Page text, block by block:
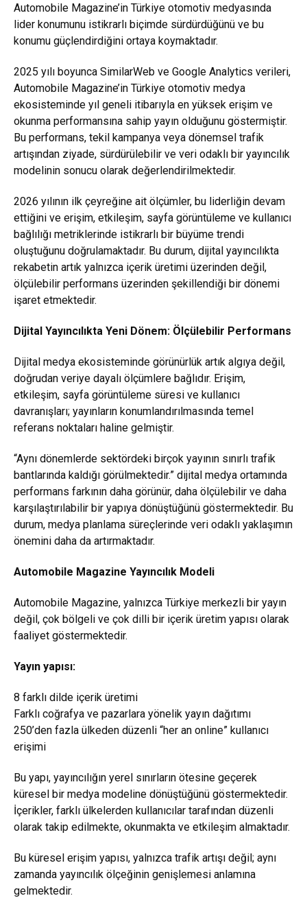
Automobile Magazine’in Türkiye otomotiv medyasında
lider konumunu istikrarlı biçimde sürdürdüğünü ve bu
konumu güçlendirdiğini ortaya koymaktadır.
2025 yılı boyunca SimilarWeb ve Google Analytics verileri,
Automobile Magazine’in Türkiye otomotiv medya
ekosisteminde yıl geneli itibarıyla en yüksek erişim ve
okunma performansına sahip yayın olduğunu göstermiştir.
Bu performans, tekil kampanya veya dönemsel trafik
artışından ziyade, sürdürülebilir ve veri odaklı bir yayıncılık
modelinin sonucu olarak değerlendirilmektedir.
2026 yılının ilk çeyreğine ait ölçümler, bu liderliğin devam
ettiğini ve erişim, etkileşim, sayfa görüntüleme ve kullanıcı
bağlılığı metriklerinde istikrarlı bir büyüme trendi
oluştuğunu doğrulamaktadır. Bu durum, dijital yayıncılıkta
rekabetin artık yalnızca içerik üretimi üzerinden değil,
ölçülebilir performans üzerinden şekillendiği bir dönemi
işaret etmektedir.
Dijital Yayıncılıkta Yeni Dönem: Ölçülebilir Performans
Dijital medya ekosisteminde görünürlük artık algıya değil,
doğrudan veriye dayalı ölçümlere bağlıdır. Erişim,
etkileşim, sayfa görüntüleme süresi ve kullanıcı
davranışları; yayınların konumlandırılmasında temel
referans noktaları haline gelmiştir.
“Aynı dönemlerde sektördeki birçok yayının sınırlı trafik
bantlarında kaldığı görülmektedir.” dijital medya ortamında
performans farkının daha görünür, daha ölçülebilir ve daha
karşılaştırılabilir bir yapıya dönüştüğünü göstermektedir. Bu
durum, medya planlama süreçlerinde veri odaklı yaklaşımın
önemini daha da artırmaktadır.
Automobile Magazine Yayıncılık Modeli
Automobile Magazine, yalnızca Türkiye merkezli bir yayın
değil, çok bölgeli ve çok dilli bir içerik üretim yapısı olarak
faaliyet göstermektedir.
Yayın yapısı:
8 farklı dilde içerik üretimi
Farklı coğrafya ve pazarlara yönelik yayın dağıtımı
250’den fazla ülkeden düzenli “her an online” kullanıcı
erişimi
Bu yapı, yayıncılığın yerel sınırların ötesine geçerek
küresel bir medya modeline dönüştüğünü göstermektedir.
İçerikler, farklı ülkelerden kullanıcılar tarafından düzenli
olarak takip edilmekte, okunmakta ve etkileşim almaktadır.
Bu küresel erişim yapısı, yalnızca trafik artışı değil; aynı
zamanda yayıncılık ölçeğinin genişlemesi anlamına
gelmektedir.